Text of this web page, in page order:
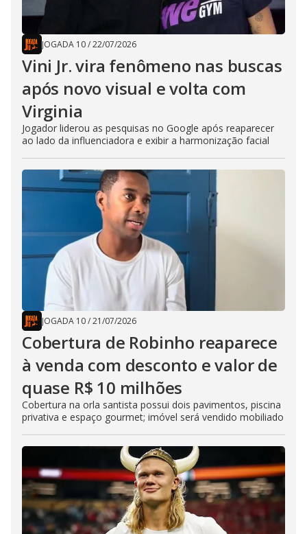
JOGADA 10/22/07/2026
Vini Jr. vira fenômeno nas buscas
após novo visual e volta com
Virginia
Jogador liderou as pesquisas no Google após reaparecer
ao lado da influenciadora e exibir a harmonização facial
JOGADA 10/21/07/2026
Cobertura de Robinho reaparece
à venda com desconto e valor de
quase R$ 10 milhões
Cobertura na orla santista possui dois pavimentos, piscina
privativa e espaço gourmet; imóvel será vendido mobiliado